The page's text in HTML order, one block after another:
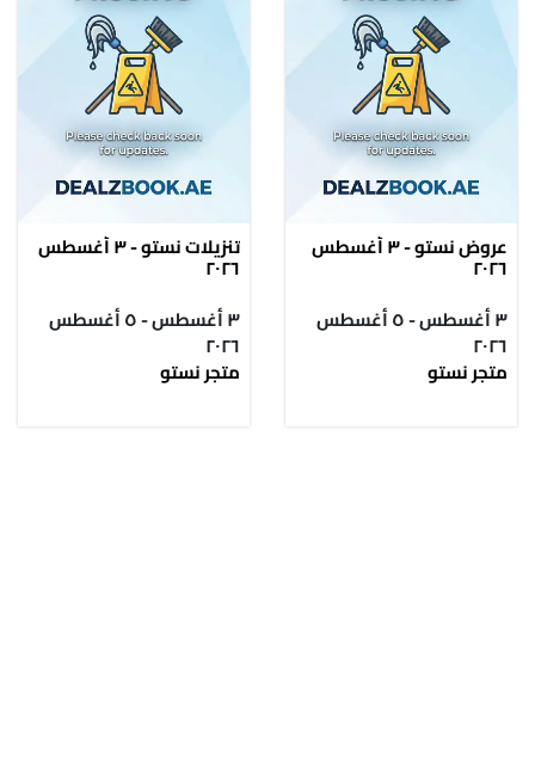
عروض نستو - ٣ أغسطس
٢٠٢٦
٣ أغسطس - ٥ أغسطس
٢٠٢٦
متجر نستو
تنزيلات نستو - ٣ أغسطس
٢٠٢٦
٣ أغسطس - ٥ أغسطس
٢٠٢٦
متجر نستو